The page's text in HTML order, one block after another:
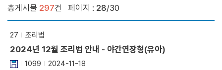
총게시물 297건 페이지 : 28/30
27 조리법
2024년 12월 조리법 안내 - 야간연장형(유아)
1099 2024-11-18